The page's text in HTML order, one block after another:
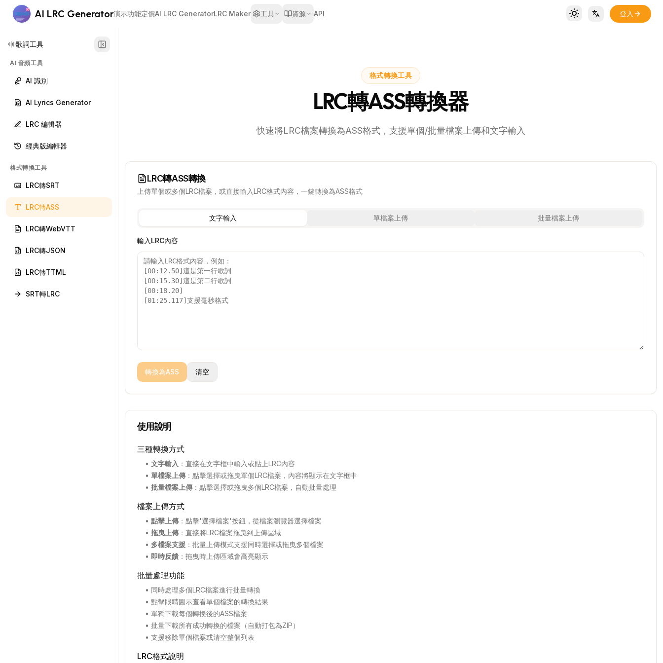
AI LRC Generator演示功能定價AI LRC GeneratorLRC Maker 工具 資源 API Toggle theme
Locale Switch
登入
歌詞工具
AI 音頻工具
AI 識別
AI Lyrics Generator
LRC 編輯器
經典版編輯器
格式轉換工具
LRC轉SRT
LRC轉ASS
LRC轉WebVTT
LRC轉JSON
LRC轉TTML
SRT轉LRC
格式轉換工具
LRC轉ASS轉換器
快速將LRC檔案轉換為ASS格式，支援單個/批量檔案上傳和文字輸入
LRC轉ASS轉換
上傳單個或多個LRC檔案，或直接輸入LRC格式內容，一鍵轉換為ASS格式
文字輸入 單檔案上傳 批量檔案上傳
輸入LRC內容
轉換為ASS 清空
使用說明
三種轉換方式
• 文字輸入 ： 直接在文字框中輸入或貼上LRC內容
• 單檔案上傳： 點擊選擇或拖曳單個LRC檔案，內容將顯示在文字框中
• 批量檔案上傳： 點擊選擇或拖曳多個LRC檔案，自動批量處理
檔案上傳方式
• 點擊上傳： 點擊'選擇檔案'按鈕，從檔案瀏覽器選擇檔案
• 拖曳上傳： 直接將LRC檔案拖曳到上傳區域
• 多檔案支援： 批量上傳模式支援同時選擇或拖曳多個檔案
• 即時反饋： 拖曳時上傳區域會高亮顯示
批量處理功能
• 同時處理多個LRC檔案進行批量轉換
• 點擊眼睛圖示查看單個檔案的轉換結果
• 單獨下載每個轉換後的ASS檔案
• 批量下載所有成功轉換的檔案（自動打包為ZIP）
• 支援移除單個檔案或清空整個列表
LRC格式說明